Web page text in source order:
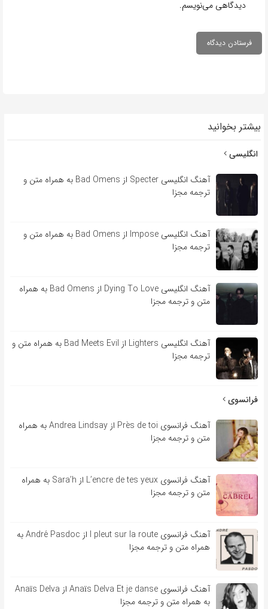
دیدگاهی می‌نویسم.
بیشتر بخوانید
انگلیسی
آهنگ انگلیسی Specter از Bad Omens به همراه متن و
ترجمه مجزا
آهنگ انگلیسی Impose از Bad Omens به همراه متن و
ترجمه مجزا
آهنگ انگلیسی Dying To Love از Bad Omens به همراه
متن و ترجمه مجزا
آهنگ انگلیسی Lighters از Bad Meets Evil به همراه متن و
ترجمه مجزا
فرانسوی
آهنگ فرانسوی Près de toi از Andrea Lindsay به همراه
متن و ترجمه مجزا
آهنگ فرانسوی L’encre de tes yeux از Sara’h به همراه
متن و ترجمه مجزا
آهنگ فرانسوی l pleut sur la route از André Pasdoc به
همراه متن و ترجمه مجزا
آهنگ فرانسوی Anaïs Delva Et je danse از Anaïs Delva
به همراه متن و ترجمه مجزا